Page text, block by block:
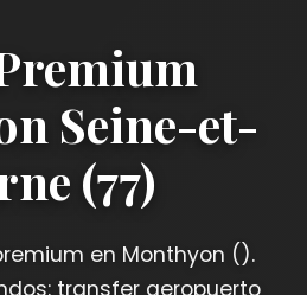
Seine-et-
(77)
en Monthyon ().
transfer aeropuerto